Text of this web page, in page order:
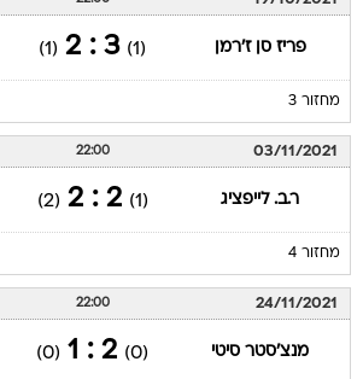
פריז סן ז'רמן (1)
3 : 2
(1)
מחזור 3
03/11/2021
22:00
ר.ב. לייפציג (1)
2 : 2
(2)
מחזור 4
24/11/2021
22:00
מנצ'סטר סיטי (0)
2 : 1
(0)